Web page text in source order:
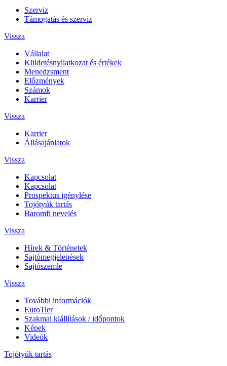
Szerviz
Támogatás és szerviz
Vissza
Vállalat
Küldetésnyilatkozat és értékek
Menedzsment
Előzmények
Számok
Karrier
Vissza
Karrier
Állásajánlatok
Vissza
Kapcsolat
Kapcsolat
Prospektus igénylése
Tojótyúk tartás
Baromfi nevelés
Vissza
Hírek & Történetek
Sajtómegjelenések
Sajtószemle
Vissza
További információk
EuroTier
Szakmai kiállítások / időpontok
Képek
Videók
Tojótyúk tartás